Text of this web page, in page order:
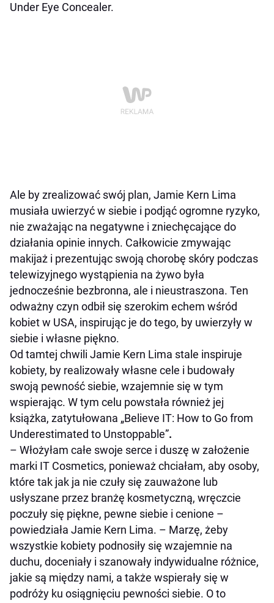
Under Eye Concealer.
Ale by zrealizować swój plan, Jamie Kern Lima
musiała uwierzyć w siebie i podjąć ogromne ryzyko,
nie zważając na negatywne i zniechęcające do
działania opinie innych. Całkowicie zmywając
makijaż i prezentując swoją chorobę skóry podczas
telewizyjnego wystąpienia na żywo była
jednocześnie bezbronna, ale i nieustraszona. Ten
odważny czyn odbił się szerokim echem wśród
kobiet w USA, inspirując je do tego, by uwierzyły w
siebie i własne piękno.
Od tamtej chwili Jamie Kern Lima stale inspiruje
kobiety, by realizowały własne cele i budowały
swoją pewność siebie, wzajemnie się w tym
wspierając. W tym celu powstała również jej
książka, zatytułowana „Believe IT: How to Go from
Underestimated to Unstoppable”.
– Włożyłam całe swoje serce i duszę w założenie
marki IT Cosmetics, ponieważ chciałam, aby osoby,
które tak jak ja nie czuły się zauważone lub
usłyszane przez branżę kosmetyczną, wręczcie
poczuły się piękne, pewne siebie i cenione –
powiedziała Jamie Kern Lima. – Marzę, żeby
wszystkie kobiety podnosiły się wzajemnie na
duchu, doceniały i szanowały indywidualne różnice,
jakie są między nami, a także wspierały się w
podróży ku osiągnięciu pewności siebie. O to